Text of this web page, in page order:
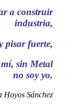
a construir
industria,
pisar fuerte,
sin Metal
no soy yo.
Hoyos Sánchez